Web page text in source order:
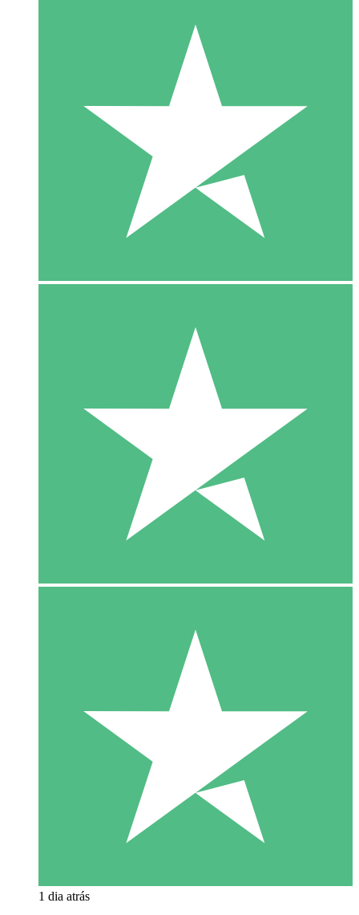
1 dia atrás